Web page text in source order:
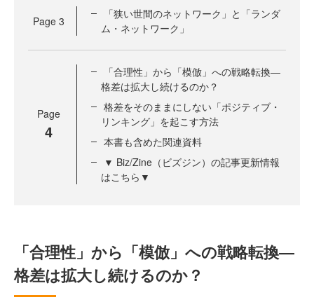
Page 3
「狭い世間のネットワーク」と「ランダ
ム・ネットワーク」
Page
4
「合理性」から「模倣」への戦略転換―
格差は拡大し続けるのか？
格差をそのままにしない「ポジティブ・
リンキング」を起こす方法
本書も含めた関連資料
▼ Biz/Zine（ビズジン）の記事更新情報
はこちら▼
「合理性」から「模倣」への戦略転換―
格差は拡大し続けるのか？